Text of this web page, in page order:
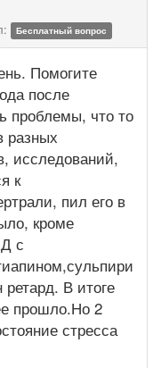
Бесплатный вопрос
Помогите
после
проблемы, что то
разных
исследований,
к
пил его в
кроме
с
В итоге
прошло.Но 2
стресса